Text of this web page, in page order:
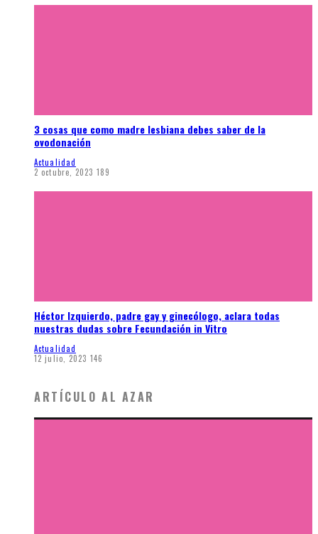
3 cosas que como madre lesbiana debes saber de la
ovodonación
Actualidad
2 octubre, 2023 189
Héctor Izquierdo, padre gay y ginecólogo, aclara todas
nuestras dudas sobre Fecundación in Vitro
Actualidad
12 julio, 2023 146
ARTÍCULO AL AZAR